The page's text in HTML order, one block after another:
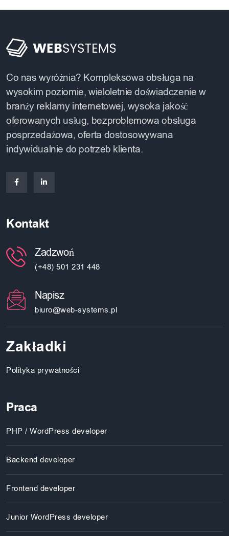
Co nas wyróżnia? Kompleksowa obsługa na
wysokim poziomie, wieloletnie doświadczenie w
branży reklamy internetowej, wysoka jakość
oferowanych usług, bezproblemowa obsługa
posprzedażowa, oferta dostosowywana
indywidualnie do potrzeb klienta.
Kontakt
Zadzwoń
(+48) 501 231 448
Napisz
biuro@web-systems.pl
Zakładki
Polityka prywatności
Praca
PHP / WordPress developer
Backend developer
Frontend developer
Junior WordPress developer